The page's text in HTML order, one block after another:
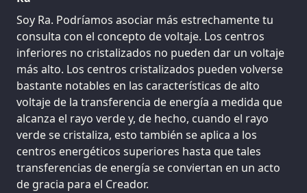
Soy Ra. Podríamos asociar más estrechamente tu
consulta con el concepto de voltaje. Los centros
inferiores no cristalizados no pueden dar un voltaje
más alto. Los centros cristalizados pueden volverse
bastante notables en las características de alto
voltaje de la transferencia de energía a medida que
alcanza el rayo verde y, de hecho, cuando el rayo
verde se cristaliza, esto también se aplica a los
centros energéticos superiores hasta que tales
transferencias de energía se conviertan en un acto
de gracia para el Creador.